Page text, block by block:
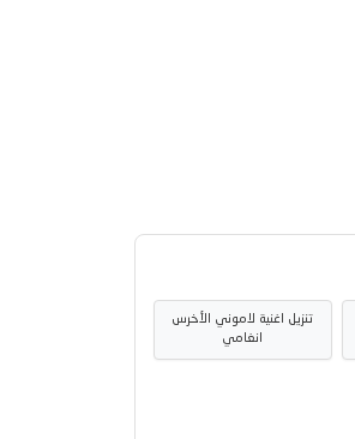
تنزيل اغنية لاموني الأخرس
انغامي